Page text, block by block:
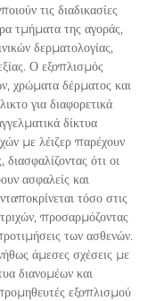
τις διαδικασίες
τμήματα της αγοράς,
δερματολογίας,
Ο εξοπλισμός
χρώματα δέρματος και
για διαφορετικά
δίκτυα
με λέιζερ παρέχουν
ότι οι
ασφαλείς και
τόσο στις
προσαρμόζοντας
των ασθενών.
άμεσες σχέσεις με
διανομέων και
εξοπλισμού